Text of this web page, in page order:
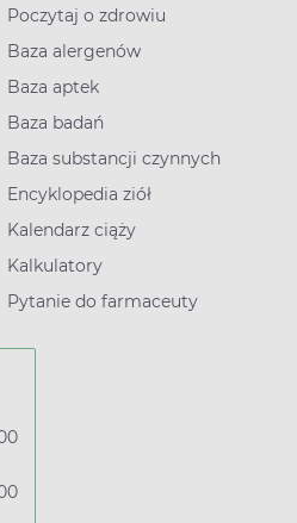
Poczytaj o zdrowiu
Baza alergenów
Baza aptek
Baza badań
Baza substancji czynnych
Encyklopedia ziół
Kalendarz ciąży
Kalkulatory
Pytanie do farmaceuty